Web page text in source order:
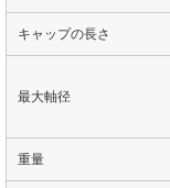
キャップの長さ
最大軸径
重量